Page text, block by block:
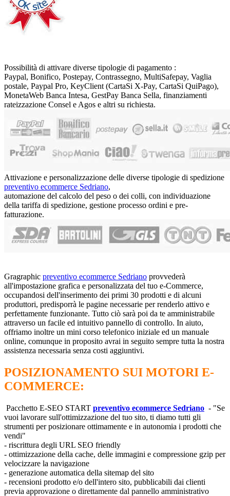
Possibilità di attivare diverse tipologie di pagamento :
Paypal, Bonifico, Postepay, Contrassegno, MultiSafepay, Vaglia
postale, Paypal Pro, KeyClient (CartaSi X-Pay, CartaSi QuiPago),
MonetaWeb Banca Intesa, GestPay Banca Sella, finanziamenti
rateizzazione Consel e Agos e altri su richiesta.
Attivazione e personalizzazione delle diverse tipologie di spedizione
preventivo ecommerce Sedriano,
automazione del calcolo del peso o dei colli, con individuazione
della tariffa di spedizione, gestione processo ordini e pre-
fatturazione.
Gragraphic preventivo ecommerce Sedriano provvederà
all'impostazione grafica e personalizzata del tuo e-Commerce,
occupandosi dell'inserimento dei primi 30 prodotti e di alcuni
produttori, predisporrà le pagine necessarie per renderlo attivo e
perfettamente funzionante. Tutto ciò sarà poi da te amministrabile
attraverso un facile ed intuitivo pannello di controllo. In aiuto,
offriamo inoltre un mini corso telefonico iniziale ed un manuale
online, comunque in proposito avrai in seguito sempre tutta la nostra
assistenza necessaria senza costi aggiuntivi.
POSIZIONAMENTO SUI MOTORI E-
COMMERCE:
Pacchetto E-SEO START preventivo ecommerce Sedriano - "Se
vuoi lavorare sull'ottimizzazione del tuo sito, ti diamo tutti gli
strumenti per posizionare ottimamente e in autonomia i prodotti che
vendi"
- riscrittura degli URL SEO friendly
- ottimizzazione della cache, delle immagini e compressione gzip per
velocizzare la navigazione
- generazione automatica della sitemap del sito
- recensioni prodotto e/o dell'intero sito, pubblicabili dai clienti
previa approvazione o direttamente dal pannello amministrativo